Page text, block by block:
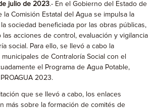
julio de 2023.- En el Gobierno del Estado de
la Comisión Estatal del Agua se impulsa la
sociedad beneficiada por las obras públicas,
las acciones de control, evaluación y vigilancia
social. Para ello, se llevó a cabo la
de Contraloría Social con el
el Programa de Agua Potable,
2023.
que se llevó a cabo, los enlaces
más sobre la formación de comités de